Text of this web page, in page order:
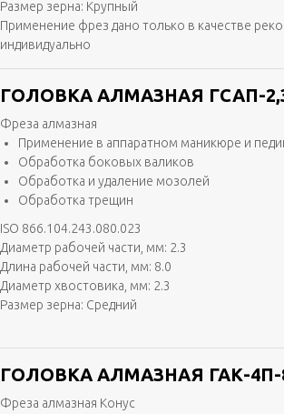
Размер зерна: Крупный
Применение фрез дано только в качестве
индивидуально
ГОЛОВКА АЛМАЗНАЯ ГСАП-
Фреза алмазная
Применение в аппаратном маникюре и
Обработка боковых валиков
Обработка и удаление мозолей
Обработка трещин
ISO 866.104.243.080.023
Диаметр рабочей части, мм: 2.3
Длина рабочей части, мм: 8.0
Диаметр хвостовика, мм: 2.3
Размер зерна: Средний
ГОЛОВКА АЛМАЗНАЯ ГАК-4П-
Фреза алмазная Конус